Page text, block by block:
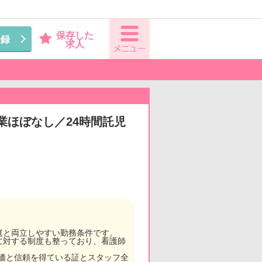
保存した
求人
ほぼなし／24時間託児
両立しやすい勤務条件です。
する制度も整っており、看護師
と信頼を得ている証とスタッフ全